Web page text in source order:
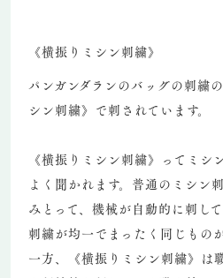
《横振りミシン刺繍》
パンガンダランのバッグの刺繍
シン刺繍》で刺されています。
《横振りミシン刺繍》ってミシ
よく聞かれます。普通のミシン
みとって、機械が自動的に刺し
刺繍が均一でまったく同じものが
一方、《横振りミシン刺繍》は